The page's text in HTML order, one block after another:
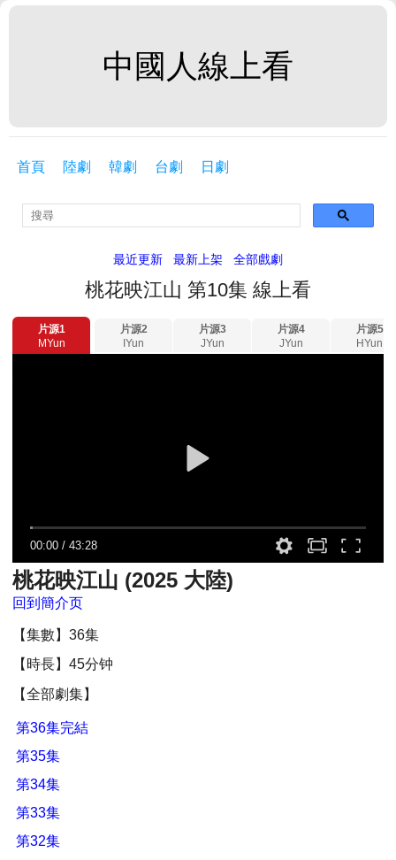
中國人線上看
首頁 陸劇 韓劇 台劇 日劇
最近更新 最新上架 全部戲劇
桃花映江山 第10集 線上看
片源1
MYun
片源2
IYun
片源3
JYun
片源4
JYun
片源5
HYun
00:00 /43:28
桃花映江山 (2025 大陸)
回到簡介页
【集數】36集
【時長】45分钟
【全部劇集】
第36集完結
第35集
第34集
第33集
第32集